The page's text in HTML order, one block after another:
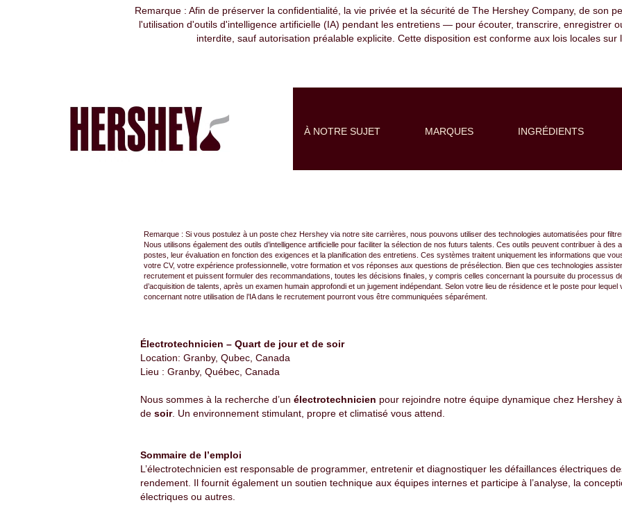
Remarque : Afin de préserver la confidentialité, la vie privée et la sécurité de The Hershey Company, de son
l'utilisation d'outils d'intelligence artificielle (IA) pendant les entretiens — pour écouter, transcrire, enregistrer
interdite, sauf autorisation préalable explicite. Cette disposition est conforme aux lois locales
À NOTRE SUJET MARQUES INGRÉDIENTS
Rechercher par mot-clé
Sélectionnez la fréquence (en jours) de réception d’une alerte :
Remarque : Si vous postulez à un poste chez Hershey via notre site carrières, nous pouvons utiliser des technologies automatisées pour
Nous utilisons également des outils d’intelligence artificielle pour faciliter la sélection de nos futurs talents. Ces outils peuvent contribuer à des
postes, leur évaluation en fonction des exigences et la planification des entretiens. Ces systèmes traitent uniquement les informations que
votre CV, votre expérience professionnelle, votre formation et vos réponses aux questions de présélection. Bien que ces technologies
recrutement et puissent formuler des recommandations, toutes les décisions finales, y compris celles concernant la poursuite du processus
d’acquisition de talents, après un examen humain approfondi et un jugement indépendant. Selon votre lieu de résidence et le poste pour
concernant notre utilisation de l’IA dans le recrutement pourront vous être communiquées séparément.
Électrotechnicien – Quart de jour et de soir
Location: Granby, Qubec, Canada
Lieu : Granby, Québec, Canada
Nous sommes à la recherche d’un électrotechnicien pour rejoindre notre équipe dynamique chez Hershey
de soir. Un environnement stimulant, propre et climatisé vous attend.
Sommaire de l’emploi
L’électrotechnicien est responsable de programmer, entretenir et diagnostiquer les défaillances électriques
rendement. Il fournit également un soutien technique aux équipes internes et participe à l’analyse, la
électriques ou autres.